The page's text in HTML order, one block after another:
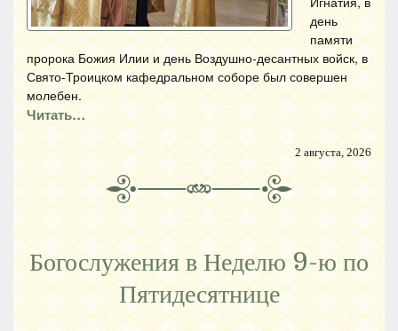
день
памяти
пророка Божия Илии и день Воздушно-десантных войск, в
Свято-Троицком кафедральном соборе был совершен
молебен.
Читать…
2 августа, 2026
Богослужения в Неделю 9-ю по
Пятидесятнице